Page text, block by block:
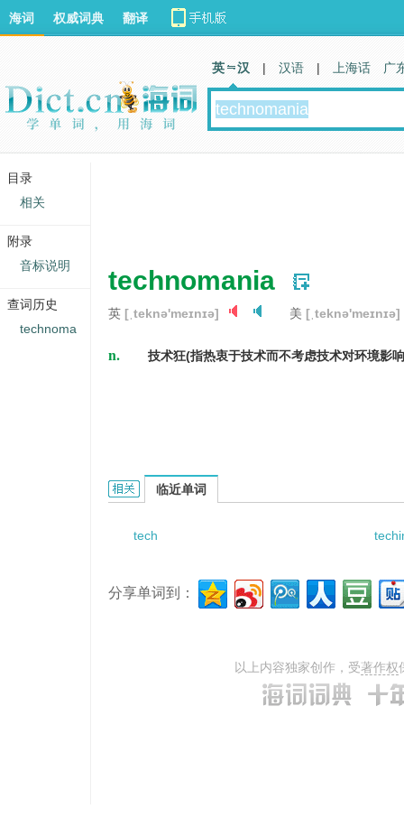
technomania
英 [ˌteknə'meɪnɪə] 美 [ˌteknə'meɪnɪə]
n. 技术狂(指热衷于技术而不考虑技术对环境影
technomania的相关资料：
临近单词
tech
分享单词到：
以上内容独家创作，受著作权
海词 权威词典 翻译
英 汉 | 汉语 | 上海话 广
目录
相关
附录
音标说明
查词历史
technoma